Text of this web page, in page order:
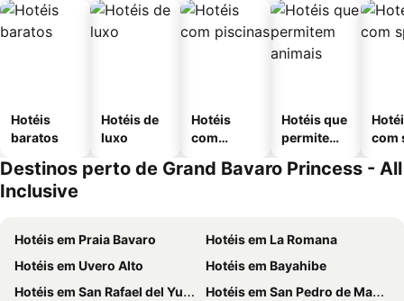
Hotéis
baratos
Hotéis de
luxo
Hotéis
com
Hotéis que
permitem
com
Destinos perto de Grand Bavaro Princess - All
Inclusive
Hotéis em Praia Bavaro
Hotéis em La Romana
Hotéis em Uvero Alto
Hotéis em Bayahibe
Hotéis em San Rafael del Yuma
Hotéis em San Pedro de Macoris